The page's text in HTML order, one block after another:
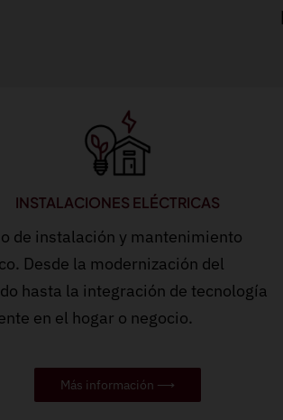
INSTALACIONES ELÉCTRICAS
de instalación y mantenimiento
Desde la modernización del
hasta la integración de tecnología
en el hogar o negocio.
Más información ⟶